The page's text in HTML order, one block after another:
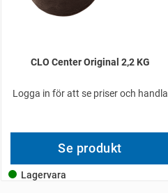
CLO Center Original 2,2 KG
Logga in för att se priser och handla
Se produkt
Lagervara